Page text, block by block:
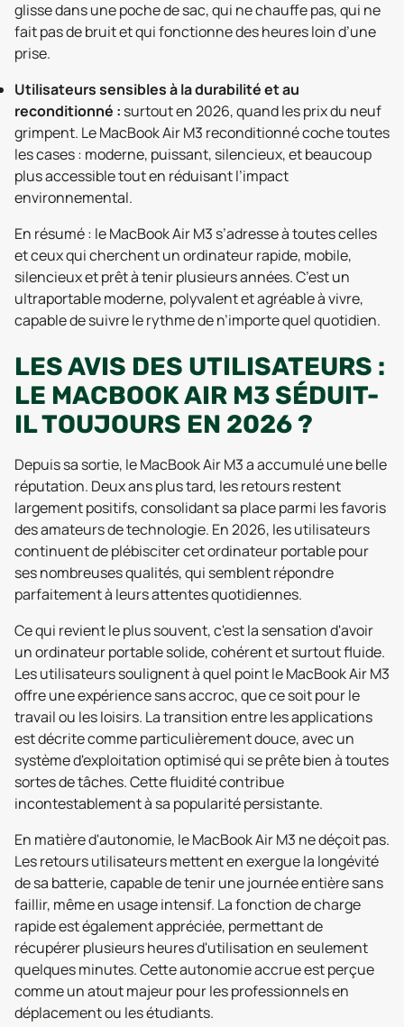
glisse dans une poche de sac, qui ne chauffe pas, qui ne
fait pas de bruit et qui fonctionne des heures loin d’une
prise.
Utilisateurs sensibles à la durabilité et au
reconditionné : surtout en 2026, quand les prix du neuf
grimpent. Le MacBook Air M3 reconditionné coche toutes
les cases : moderne, puissant, silencieux, et beaucoup
plus accessible tout en réduisant l’impact
environnemental.
En résumé : le MacBook Air M3 s’adresse à toutes celles
et ceux qui cherchent un ordinateur rapide, mobile,
silencieux et prêt à tenir plusieurs années. C’est un
ultraportable moderne, polyvalent et agréable à vivre,
capable de suivre le rythme de n’importe quel quotidien.
LES AVIS DES UTILISATEURS :
LE MACBOOK AIR M3 SÉDUIT-
IL TOUJOURS EN 2026 ?
Depuis sa sortie, le MacBook Air M3 a accumulé une belle
réputation. Deux ans plus tard, les retours restent
largement positifs, consolidant sa place parmi les favoris
des amateurs de technologie. En 2026, les utilisateurs
continuent de plébisciter cet ordinateur portable pour
ses nombreuses qualités, qui semblent répondre
parfaitement à leurs attentes quotidiennes.
Ce qui revient le plus souvent, c'est la sensation d'avoir
un ordinateur portable solide, cohérent et surtout fluide.
Les utilisateurs soulignent à quel point le MacBook Air M3
offre une expérience sans accroc, que ce soit pour le
travail ou les loisirs. La transition entre les applications
est décrite comme particulièrement douce, avec un
système d'exploitation optimisé qui se prête bien à toutes
sortes de tâches. Cette fluidité contribue
incontestablement à sa popularité persistante.
En matière d'autonomie, le MacBook Air M3 ne déçoit pas.
Les retours utilisateurs mettent en exergue la longévité
de sa batterie, capable de tenir une journée entière sans
faillir, même en usage intensif. La fonction de charge
rapide est également appréciée, permettant de
récupérer plusieurs heures d'utilisation en seulement
quelques minutes. Cette autonomie accrue est perçue
comme un atout majeur pour les professionnels en
déplacement ou les étudiants.